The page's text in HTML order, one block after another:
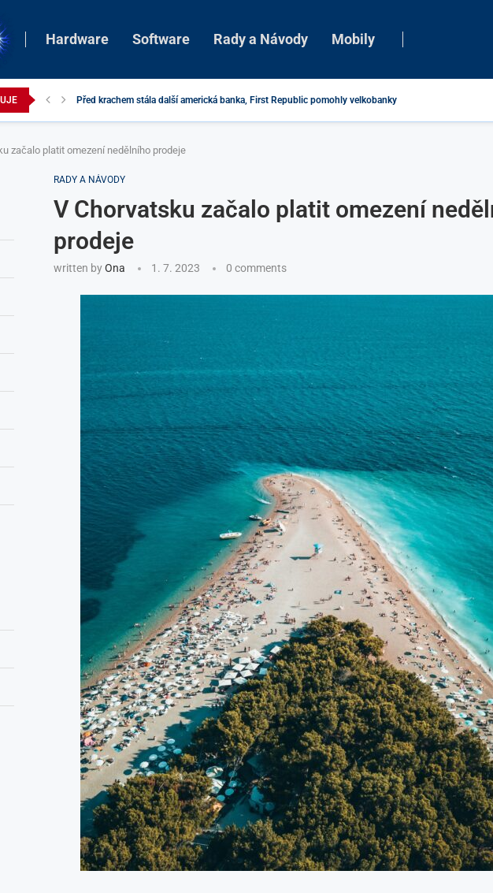
Hardware Software Rady a Návody Mobily
Objevily doplňky do Chrome určené ke špehování uživatelů
začalo platit omezení nedělního prodeje
RADY A NÁVODY
V Chorvatsku začalo platit omezení
prodeje
written byOna 1. 7. 2023 0 comments